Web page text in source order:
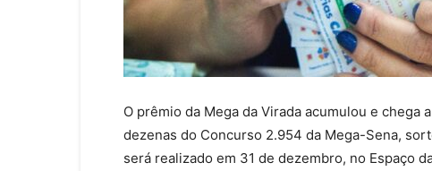
O prêmio da Mega da Virada acumulou e chega
dezenas do Concurso 2.954 da Mega-Sena,
será realizado em 31 de dezembro, no Espaço